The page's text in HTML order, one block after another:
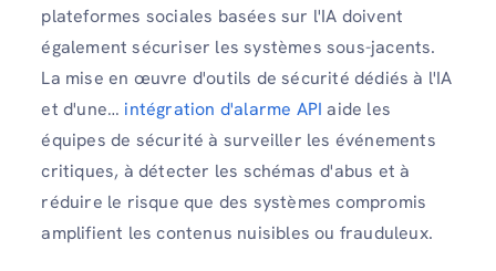
plateformes sociales basées sur l'IA doivent
également sécuriser les systèmes sous-jacents.
La mise en œuvre d'outils de sécurité dédiés à l'IA
et d'une… intégration d'alarme API aide les
équipes de sécurité à surveiller les événements
critiques, à détecter les schémas d'abus et à
réduire le risque que des systèmes compromis
amplifient les contenus nuisibles ou frauduleux.